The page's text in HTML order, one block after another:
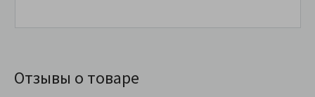
Отзывы о товаре